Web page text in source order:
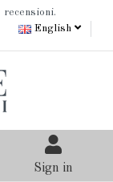
recensioni.
English
Sign in